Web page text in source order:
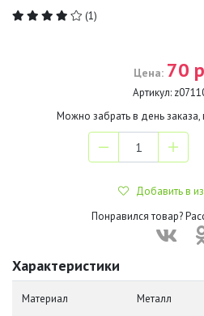
(1)
Цена: 70
Артикул:
Можно забрать в день заказа,
Добавить в
Понравился товар?
Характеристики
Материал Металл